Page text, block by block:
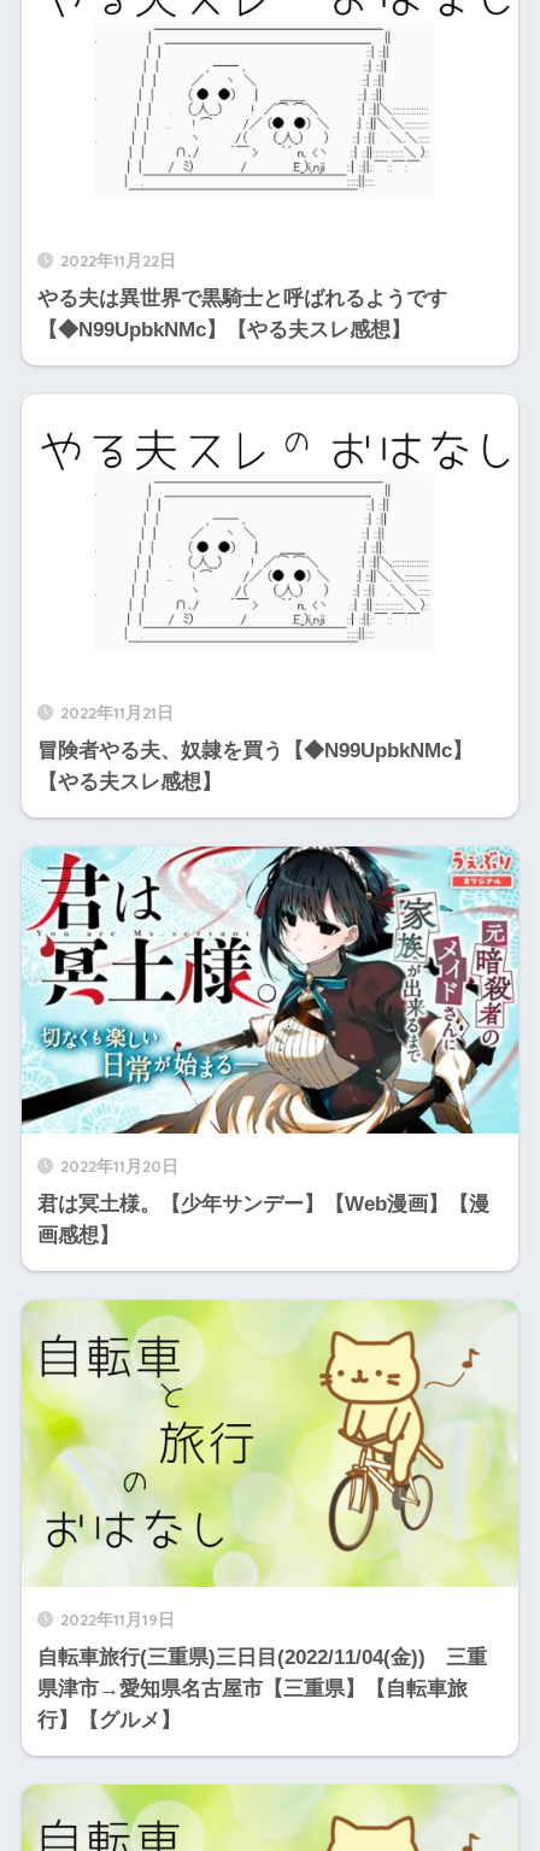
2022年11月22日
やる夫は異世界で黒騎士と呼ばれるようです
【◆N99UpbkNMc】【やる夫スレ感想】
2022年11月21日
冒険者やる夫、奴隷を買う【◆N99UpbkNMc】
【やる夫スレ感想】
2022年11月20日
君は冥土様。【少年サンデー】【Web漫画】【漫
画感想】
2022年11月19日
自転車旅行(三重県)三日目(2022/11/04(金)) 三重
県津市→愛知県名古屋市【三重県】【自転車旅
行】【グルメ】